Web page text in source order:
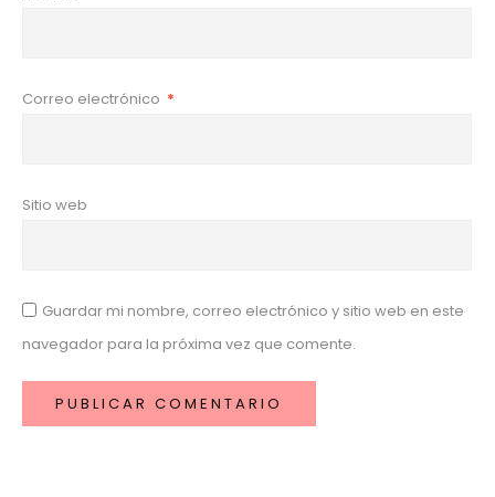
Correo electrónico *
Sitio web
Guardar mi nombre, correo electrónico y sitio web en este
navegador para la próxima vez que comente.